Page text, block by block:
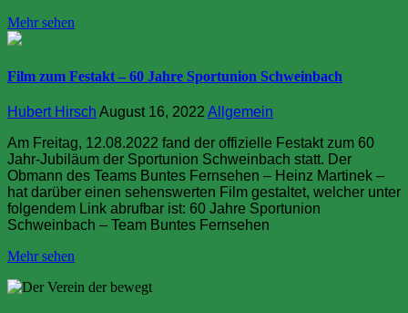
Mehr sehen
Film zum Festakt – 60 Jahre Sportunion Schweinbach
Hubert Hirsch August 16, 2022 Allgemein
Am Freitag, 12.08.2022 fand der offizielle Festakt zum 60
Jahr-Jubiläum der Sportunion Schweinbach statt. Der
Obmann des Teams Buntes Fernsehen – Heinz Martinek –
hat darüber einen sehenswerten Film gestaltet, welcher unter
folgendem Link abrufbar ist: 60 Jahre Sportunion
Schweinbach – Team Buntes Fernsehen
Mehr sehen